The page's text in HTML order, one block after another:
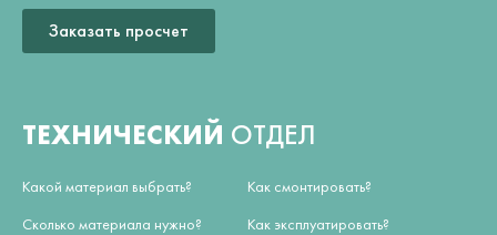
Заказать просчет
ТЕХНИЧЕСКИЙ ОТДЕЛ
Какой материал выбрать?
Сколько материала нужно?
Как смонтировать?
Как эксплуатировать?